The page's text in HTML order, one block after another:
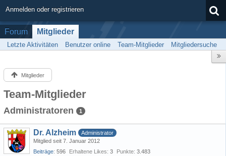
Anmelden oder registrieren
Forum Mitglieder
Letzte Aktivitäten Benutzer online Team-Mitglieder Mitgliedersuche
Mitglieder
Team-Mitglieder
Administratoren 1
Dr. Alzheim
Administrator
Mitglied seit 7. Januar 2012
Beiträge 596 Erhaltene Likes 3 Punkte 3.483